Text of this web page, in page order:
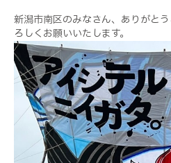
新潟市南区のみなさん、ありがと
ろしくお願いいたします。